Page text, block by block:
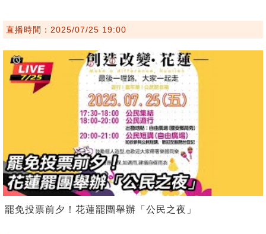
直播時間：2025/07/25 19:00
罷免投票前夕！花蓮罷團舉辦「公民之夜」